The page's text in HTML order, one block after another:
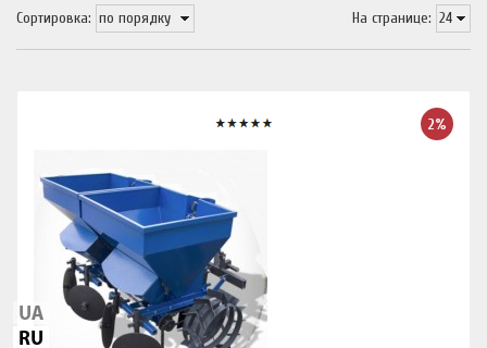
На странице:
Сортировка:
2%